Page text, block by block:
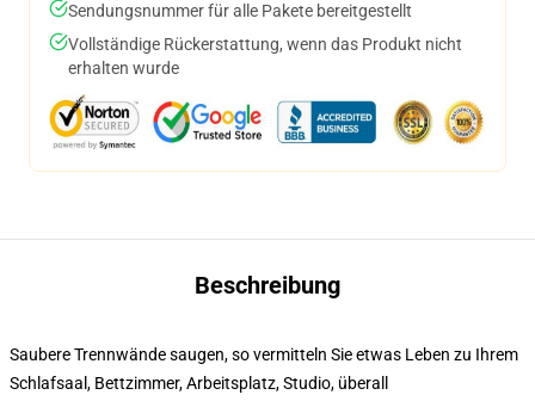
Sendungsnummer für alle Pakete bereitgestellt
Vollständige Rückerstattung, wenn das Produkt nicht
erhalten wurde
Beschreibung
Saubere Trennwände saugen, so vermitteln Sie etwas Leben zu Ihrem
Schlafsaal, Bettzimmer, Arbeitsplatz, Studio, überall